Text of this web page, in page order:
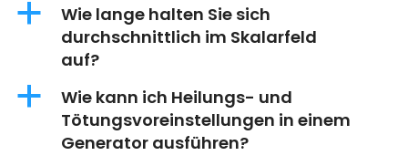
a
Wie lange halten Sie sich
durchschnittlich im Skalarfeld
auf?
a
Wie kann ich Heilungs- und
Tötungsvoreinstellungen in einem
Generator ausführen?